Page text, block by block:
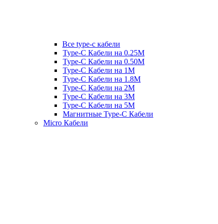
Все type-c кабели
Type-C Кабели на 0.25М
Type-C Кабели на 0.50М
Type-C Кабели на 1М
Type-C Кабели на 1.8М
Type-C Кабели на 2М
Type-C Кабели на 3М
Type-C Кабели на 5М
Магнитные Type-C Кабели
Micro Кабели